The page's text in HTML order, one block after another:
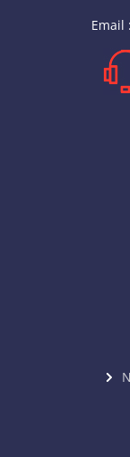
Email :